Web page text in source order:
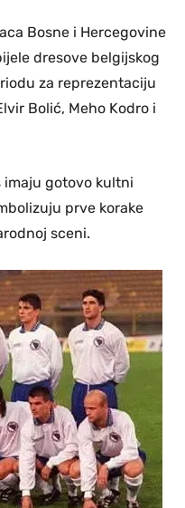
Bosne i Hercegovine
dresove belgijskog
za reprezentaciju
Bolić, Meho Kodro i
imaju gotovo kultni
prve korake
sceni.